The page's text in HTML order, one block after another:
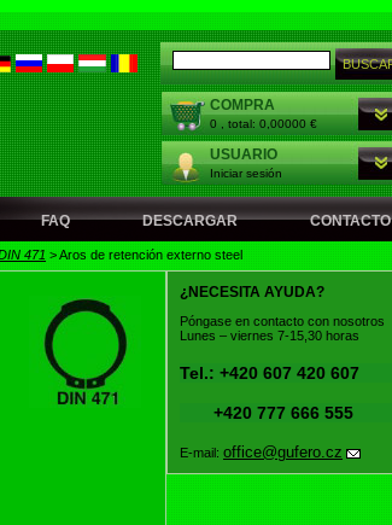
COMPRA
0 , total: 0,00000 €
USUARIO
Iniciar sesión
FAQ DESCARGAR CONTACTO
471 >Aros de retención externo steel
¿NECESITA AYUDA?
Póngase en contacto con nosotros
Lunes – viernes 7-15,30 horas
Tel.: +420 607 420 607
+420 777 666 555
E-mail: office@gufero.cz